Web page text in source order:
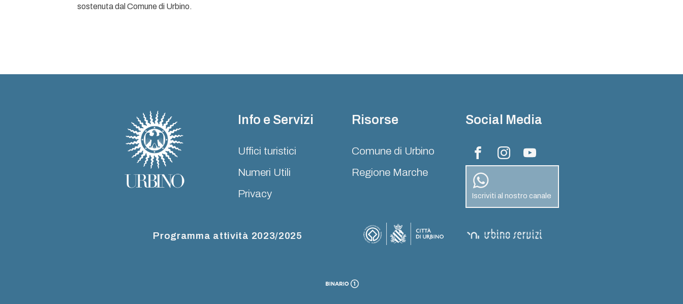
sostenuta dal Comune di Urbino.
Info e Servizi
Uffici turistici
Numeri Utili
Privacy
Risorse
Comune di Urbino
Regione Marche
Social Media
Iscriviti al nostro canale
Programma attività 2023/2025